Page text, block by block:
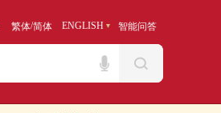
繁体/简体 ENGLISH 智能问答